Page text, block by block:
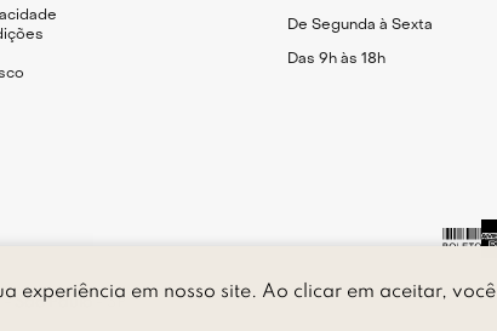
experiência em nosso site. Ao clicar em aceitar, você
De Segunda à Sexta
Das 9h às 18h
São Paulo - SP